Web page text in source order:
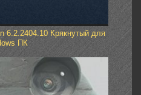
6.2.2404.10 Крякнутый для
ПК